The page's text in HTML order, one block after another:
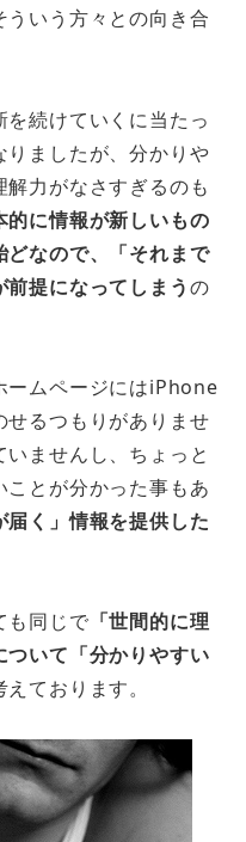
ういう方々との向き合
続けていくに当たっ
ましたが、分かりや
力がなさすぎるのも
的に情報が新しいもの
どなので、「それまで
提になってしまうの
ームページにはiPhone
るつもりがありませ
ませんし、ちょっと
ことが分かった事もあ
届く」情報を提供した
も同じで 「世間的に理
いて「分かりやすい
ております。